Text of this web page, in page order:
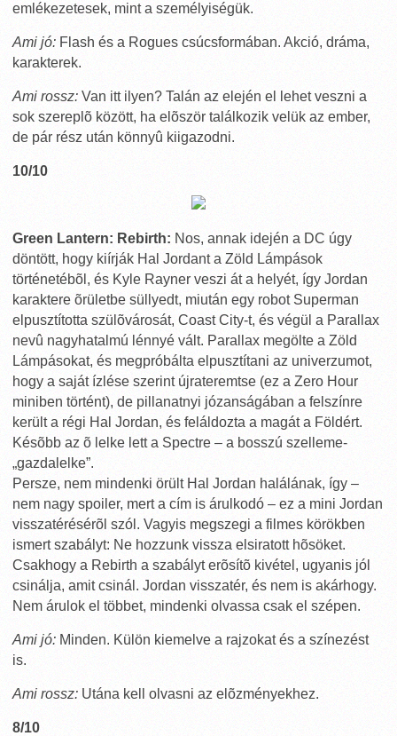
emlékezetesek, mint a személyiségük.
Ami jó: Flash és a Rogues csúcsformában. Akció, dráma,
karakterek.
Ami rossz: Van itt ilyen? Talán az elején el lehet veszni a
sok szereplõ között, ha elõször találkozik velük az ember,
de pár rész után könnyû kiigazodni.
10/10
Green Lantern: Rebirth: Nos, annak idején a DC úgy
döntött, hogy kiírják Hal Jordant a Zöld Lámpások
történetébõl, és Kyle Rayner veszi át a helyét, így Jordan
karaktere õrületbe süllyedt, miután egy robot Superman
elpusztította szülõvárosát, Coast City-t, és végül a Parallax
nevû nagyhatalmú lénnyé vált. Parallax megölte a Zöld
Lámpásokat, és megpróbálta elpusztítani az univerzumot,
hogy a saját ízlése szerint újrateremtse (ez a Zero Hour
miniben történt), de pillanatnyi józanságában a felszínre
került a régi Hal Jordan, és feláldozta a magát a Földért.
Késõbb az õ lelke lett a Spectre – a bosszú szelleme-
„gazdalelke”.
Persze, nem mindenki örült Hal Jordan halálának, így –
nem nagy spoiler, mert a cím is árulkodó – ez a mini Jordan
visszatérésérõl szól. Vagyis megszegi a filmes körökben
ismert szabályt: Ne hozzunk vissza elsiratott hõsöket.
Csakhogy a Rebirth a szabályt erõsítõ kivétel, ugyanis jól
csinálja, amit csinál. Jordan visszatér, és nem is akárhogy.
Nem árulok el többet, mindenki olvassa csak el szépen.
Ami jó: Minden. Külön kiemelve a rajzokat és a színezést
is.
Ami rossz: Utána kell olvasni az elõzményekhez.
8/10